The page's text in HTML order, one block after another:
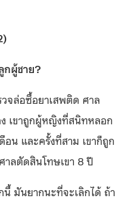
กผู้ชาย?
วจล่อซื้อยาเสพติด ศาล
เขาถูกผู้หญิงที่สนิทหลอก
น และครั้งที่สาม เขาก็ถูก
ลตัดสินโทษเขา 8 ปี
นี้ มันยากนะที่จะเลิกได้ ถ้า